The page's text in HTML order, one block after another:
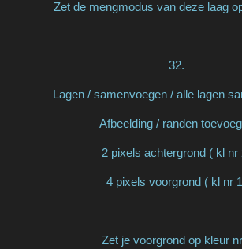
Zet de mengmodus van deze laag
32.
Lagen / samenvoegen / alle lagen
Afbeelding / randen
2 pixels achtergrond ( kl nr
4 pixels voorgrond ( kl nr
Zet je voorgrond op kleur